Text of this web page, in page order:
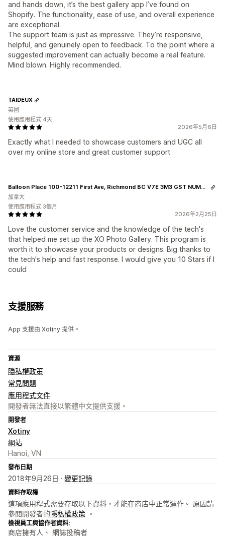
and hands down, it’s the best gallery app I’ve found on
Shopify. The functionality, ease of use, and overall experience
are exceptional.
The support team is just as impressive. They’re responsive,
helpful, and genuinely open to feedback. To the point where a
suggested improvement can actually become a real feature.
Mind blown. Highly recommended.
2026年5月6日
Exactly what I needed to showcase customers and UGC all
over my online store and great customer support
TAIDEUX
英國
使用應用程式 4天
2026年2月25日
Love the customer service and the knowledge of the tech's
that helped me set up the XO Photo Gallery. This program is
worth it to showcase your products or designs. Big thanks to
the tech's help and fast response. I would give you 10 Stars if I
could
Balloon Place 100-12211 First Ave, Richmond BC V7E 3M3 GST NUMBER 813999539
加拿大
使用應用程式 3個月
支援服務
App 支援由 Xotiny 提供。
資源
隱私權政策
常見問題
應用程式文件
開發者無法直接以繁體中文提供支援。
開發者
Xotiny
網站
Hanoi, VN
發布日期
2018年9月26日 · 變更記錄
資料存取權
這項應用程式需要存取以下資料，才能在商店中正常運作。 原因請
參閱開發者的隱私權政策 。
檢視員工與協作者資料:
商店擁有人、 網誌投稿者